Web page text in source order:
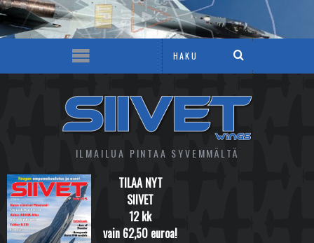
ILMAILUA PINTAA SYVEMMÄLTÄ
TILAA NYT
SIIVET
12 kk
vain 62,50 euroa!